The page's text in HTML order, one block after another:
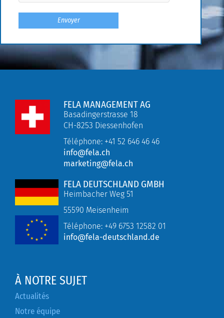
FELA MANAGEMENT AG
Basadingerstrasse 18
CH-8253 Diessenhofen
Téléphone: +41 52 646 46 46
info@fela.ch
marketing@fela.ch
FELA DEUTSCHLAND GMBH
Heimbacher Weg 51
55590 Meisenheim
Téléphone: +49 6753 12582 01
info@fela-deutschland.de
À NOTRE SUJET
Actualités
Notre équipe